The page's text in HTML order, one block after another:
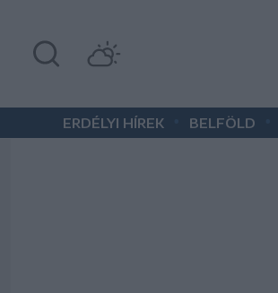
ERDÉLYI HÍREK BELFÖLD